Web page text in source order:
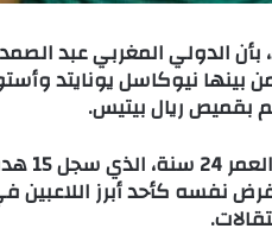
بأن الدولي المغربي عبد
من بينها نيوكاسل يونايتد
بقميص ريال بيتيس.
فرض نفسه كأحد أبرز